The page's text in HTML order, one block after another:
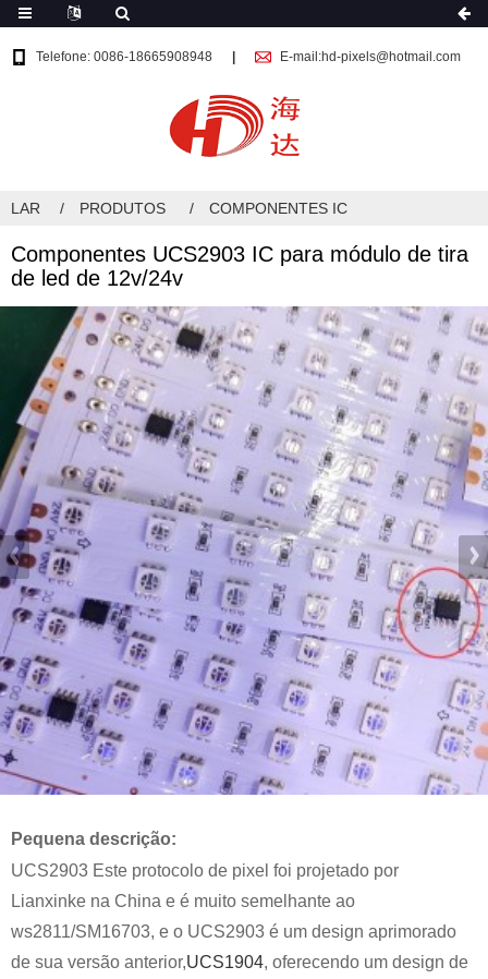
Telefone: 0086-18665908948 E-mail:hd-pixels@hotmail.com
LAR PRODUTOS COMPONENTES IC
Componentes UCS2903 IC para módulo de tira
de led de 12v/24v
Pequena descrição:
UCS2903 Este protocolo de pixel foi projetado por
Lianxinke na China e é muito semelhante ao
ws2811/SM16703, e o UCS2903 é um design aprimorado
de sua versão anterior,UCS1904, oferecendo um design de